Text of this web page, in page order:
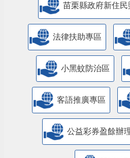
苗栗縣政府新住
法律扶助專區
小黑蚊防治區
客語推廣專區
公益彩券盈餘辦